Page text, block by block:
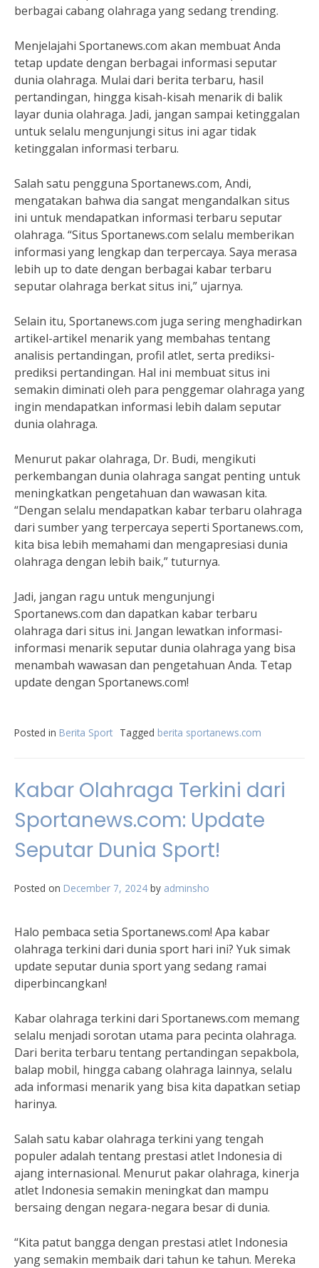
berbagai cabang olahraga yang sedang trending.
Menjelajahi Sportanews.com akan membuat Anda
tetap update dengan berbagai informasi seputar
dunia olahraga. Mulai dari berita terbaru, hasil
pertandingan, hingga kisah-kisah menarik di balik
layar dunia olahraga. Jadi, jangan sampai ketinggalan
untuk selalu mengunjungi situs ini agar tidak
ketinggalan informasi terbaru.
Salah satu pengguna Sportanews.com, Andi,
mengatakan bahwa dia sangat mengandalkan situs
ini untuk mendapatkan informasi terbaru seputar
olahraga. “Situs Sportanews.com selalu memberikan
informasi yang lengkap dan terpercaya. Saya merasa
lebih up to date dengan berbagai kabar terbaru
seputar olahraga berkat situs ini,” ujarnya.
Selain itu, Sportanews.com juga sering menghadirkan
artikel-artikel menarik yang membahas tentang
analisis pertandingan, profil atlet, serta prediksi-
prediksi pertandingan. Hal ini membuat situs ini
semakin diminati oleh para penggemar olahraga yang
ingin mendapatkan informasi lebih dalam seputar
dunia olahraga.
Menurut pakar olahraga, Dr. Budi, mengikuti
perkembangan dunia olahraga sangat penting untuk
meningkatkan pengetahuan dan wawasan kita.
“Dengan selalu mendapatkan kabar terbaru olahraga
dari sumber yang terpercaya seperti Sportanews.com,
kita bisa lebih memahami dan mengapresiasi dunia
olahraga dengan lebih baik,” tuturnya.
Jadi, jangan ragu untuk mengunjungi
Sportanews.com dan dapatkan kabar terbaru
olahraga dari situs ini. Jangan lewatkan informasi-
informasi menarik seputar dunia olahraga yang bisa
menambah wawasan dan pengetahuan Anda. Tetap
update dengan Sportanews.com!
Posted in Berita Sport Tagged berita sportanews.com
Kabar Olahraga Terkini dari
Sportanews.com: Update
Seputar Dunia Sport!
Posted on December 7, 2024 by adminsho
Halo pembaca setia Sportanews.com! Apa kabar
olahraga terkini dari dunia sport hari ini? Yuk simak
update seputar dunia sport yang sedang ramai
diperbincangkan!
Kabar olahraga terkini dari Sportanews.com memang
selalu menjadi sorotan utama para pecinta olahraga.
Dari berita terbaru tentang pertandingan sepakbola,
balap mobil, hingga cabang olahraga lainnya, selalu
ada informasi menarik yang bisa kita dapatkan setiap
harinya.
Salah satu kabar olahraga terkini yang tengah
populer adalah tentang prestasi atlet Indonesia di
ajang internasional. Menurut pakar olahraga, kinerja
atlet Indonesia semakin meningkat dan mampu
bersaing dengan negara-negara besar di dunia.
“Kita patut bangga dengan prestasi atlet Indonesia
yang semakin membaik dari tahun ke tahun. Mereka